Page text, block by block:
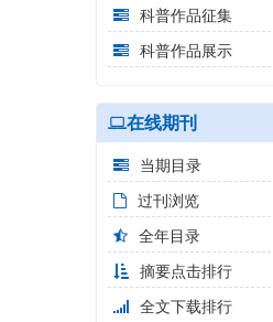
科普作品征集
科普作品展示
在线期刊
当期目录
过刊浏览
全年目录
摘要点击排行
全文下载排行